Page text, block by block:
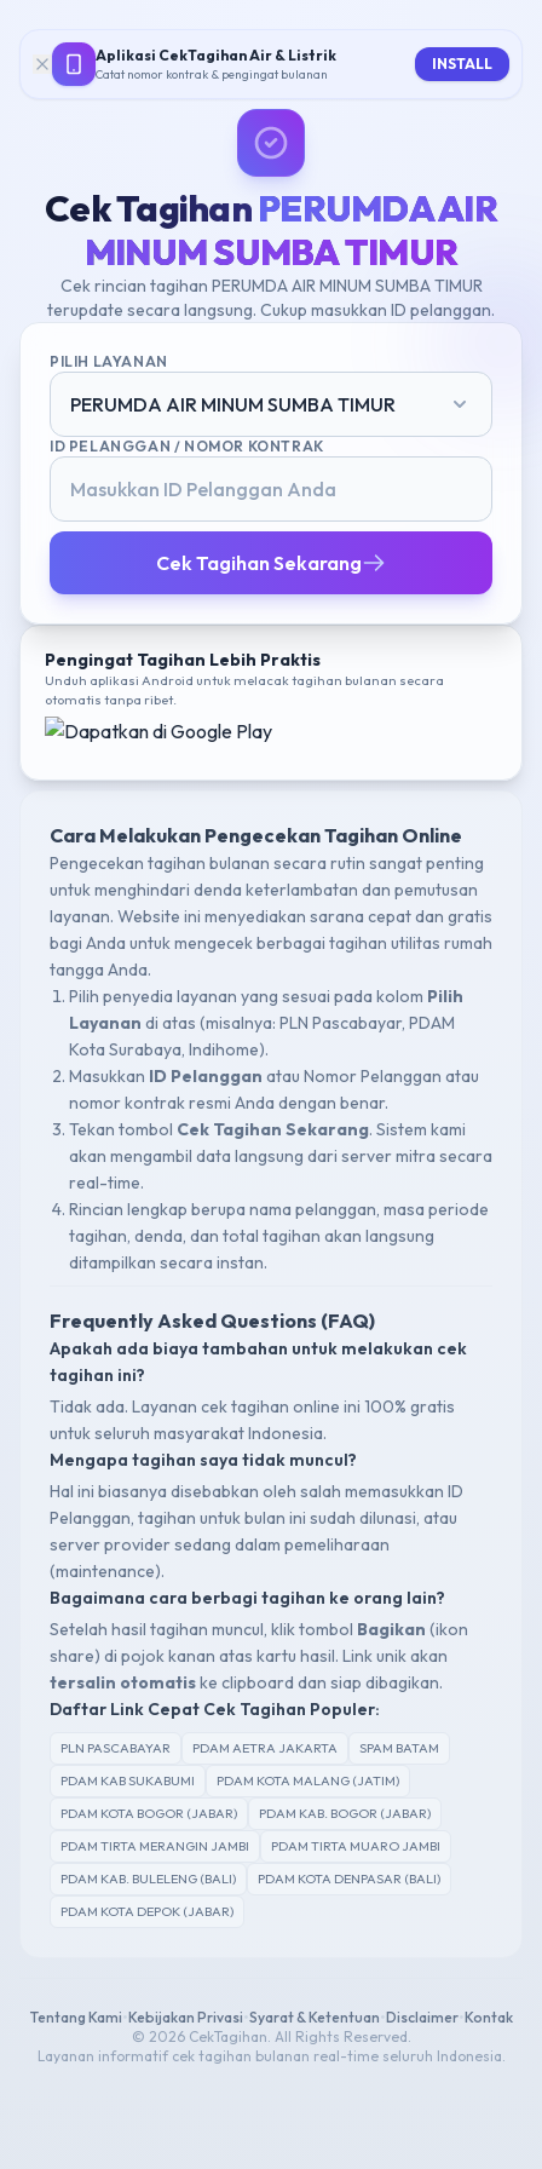
Aplikasi CekTagihan Air & Listrik
Catat nomor kontrak & pengingat bulanan
INSTALL
Cek TagihanPERUMDA AIR
MINUM SUMBA TIMUR
Cek rincian tagihan PERUMDA AIR MINUM SUMBA TIMUR
terupdate secara langsung. Cukup masukkan ID pelanggan.
PILIH LAYANAN
PERUMDA AIR MINUM SUMBA TIMUR
ID PELANGGAN / NOMOR KONTRAK
Cek Tagihan Sekarang
Pengingat Tagihan Lebih Praktis
Unduh aplikasi Android untuk melacak tagihan bulanan secara
otomatis tanpa ribet.
Cara Melakukan Pengecekan Tagihan Online
Pengecekan tagihan bulanan secara rutin sangat penting
untuk menghindari denda keterlambatan dan pemutusan
layanan. Website ini menyediakan sarana cepat dan gratis
bagi Anda untuk mengecek berbagai tagihan utilitas rumah
tangga Anda.
Pilih penyedia layanan yang sesuai pada kolom Pilih
Layanan di atas (misalnya: PLN Pascabayar, PDAM
Kota Surabaya, Indihome).
Masukkan ID Pelanggan atau Nomor Pelanggan atau
nomor kontrak resmi Anda dengan benar.
Tekan tombol Cek Tagihan Sekarang. Sistem kami
akan mengambil data langsung dari server mitra secara
real-time.
Rincian lengkap berupa nama pelanggan, masa periode
tagihan, denda, dan total tagihan akan langsung
ditampilkan secara instan.
Frequently Asked Questions (FAQ)
Apakah ada biaya tambahan untuk melakukan cek
tagihan ini?
Tidak ada. Layanan cek tagihan online ini 100% gratis
untuk seluruh masyarakat Indonesia.
Mengapa tagihan saya tidak muncul?
Hal ini biasanya disebabkan oleh salah memasukkan ID
Pelanggan, tagihan untuk bulan ini sudah dilunasi, atau
server provider sedang dalam pemeliharaan
(maintenance).
Bagaimana cara berbagi tagihan ke orang lain?
Setelah hasil tagihan muncul, klik tombol Bagikan (ikon
share) di pojok kanan atas kartu hasil. Link unik akan
tersalin otomatiske clipboard dan siap dibagikan.
Daftar Link Cepat Cek Tagihan Populer:
PLN PASCABAYAR PDAM AETRA JAKARTA
SPAM BATAM
PDAM KAB SUKABUMI
PDAM KOTA MALANG (JATIM)
PDAM KOTA BOGOR (JABAR)
PDAM KAB. BOGOR (JABAR)
PDAM TIRTA MERANGIN JAMBI
PDAM TIRTA MUARO JAMBI
PDAM KAB. BULELENG (BALI)
PDAM KOTA DENPASAR (BALI)
PDAM KOTA DEPOK (JABAR)
Tentang Kami •Kebijakan Privasi •Syarat & Ketentuan •Disclaimer•Kontak
© 2026 CekTagihan. All Rights Reserved.
Layanan informatif cek tagihan bulanan real-time seluruh Indonesia.